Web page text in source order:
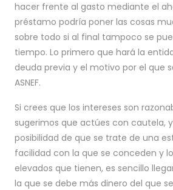
hacer frente al gasto mediante el
préstamo podría poner las cosas
sobre todo si al final tampoco se
tiempo. Lo primero que hará la
deuda previa y el motivo por el que
ASNEF.
Si crees que los intereses son
sugerimos que actúes con cautela,
posibilidad de que se trate de una
facilidad con la que se conceden y
elevados que tienen, es sencillo
la que se debe más dinero del que